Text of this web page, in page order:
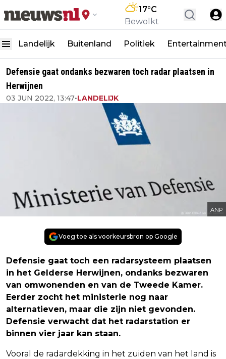
17°C
Bewolkt
Landelijk Buitenland Politiek
Defensie gaat ondanks bezwaren toch radar plaatsen in
Herwijnen
03 JUN 2022, 13:47•LANDELIJK
ANP
Voeg toe als voorkeursbron op Google
Defensie gaat toch een radarsysteem plaatsen
in het Gelderse Herwijnen, ondanks bezwaren
van omwonenden en van de Tweede Kamer.
Eerder zocht het ministerie nog naar
alternatieven, maar die zijn niet gevonden.
Defensie verwacht dat het radarstation er
binnen vier jaar kan staan.
Vooral de radardekking in het zuiden van het land is